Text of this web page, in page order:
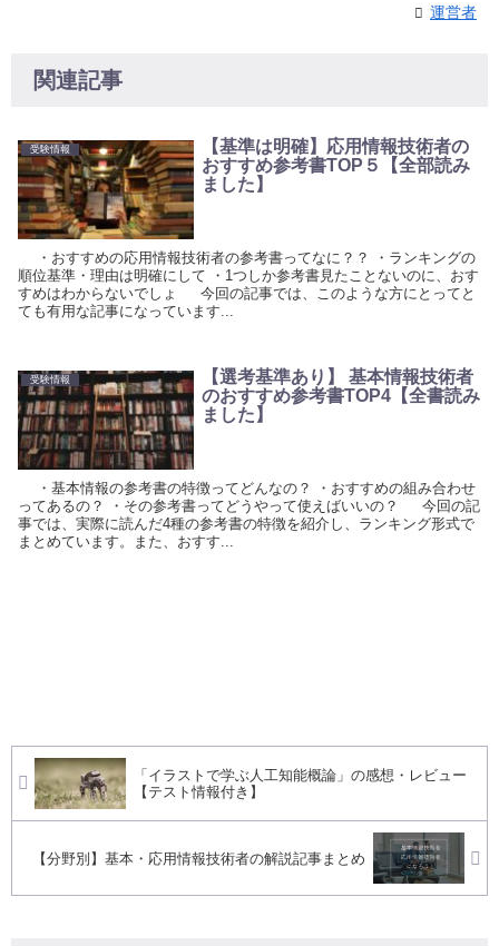
運営者
関連記事
受験情報
【基準は明確】応用情報技術者の
おすすめ参考書TOP５【全部読み
ました】
・おすすめの応用情報技術者の参考書ってなに？？ ・ランキングの
順位基準・理由は明確にして ・1つしか参考書見たことないのに、おす
すめはわからないでしょ 今回の記事では、このような方にとってと
ても有用な記事になっています...
受験情報
【選考基準あり】 基本情報技術者
のおすすめ参考書TOP4【全書読み
ました】
・基本情報の参考書の特徴ってどんなの？ ・おすすめの組み合わせ
ってあるの？ ・その参考書ってどうやって使えばいいの？ 今回の記
事では、実際に読んだ4種の参考書の特徴を紹介し、ランキング形式で
まとめています。また、おすす...
「イラストで学ぶ人工知能概論」の感想・レビュー
【テスト情報付き】
【分野別】基本・応用情報技術者の解説記事まとめ